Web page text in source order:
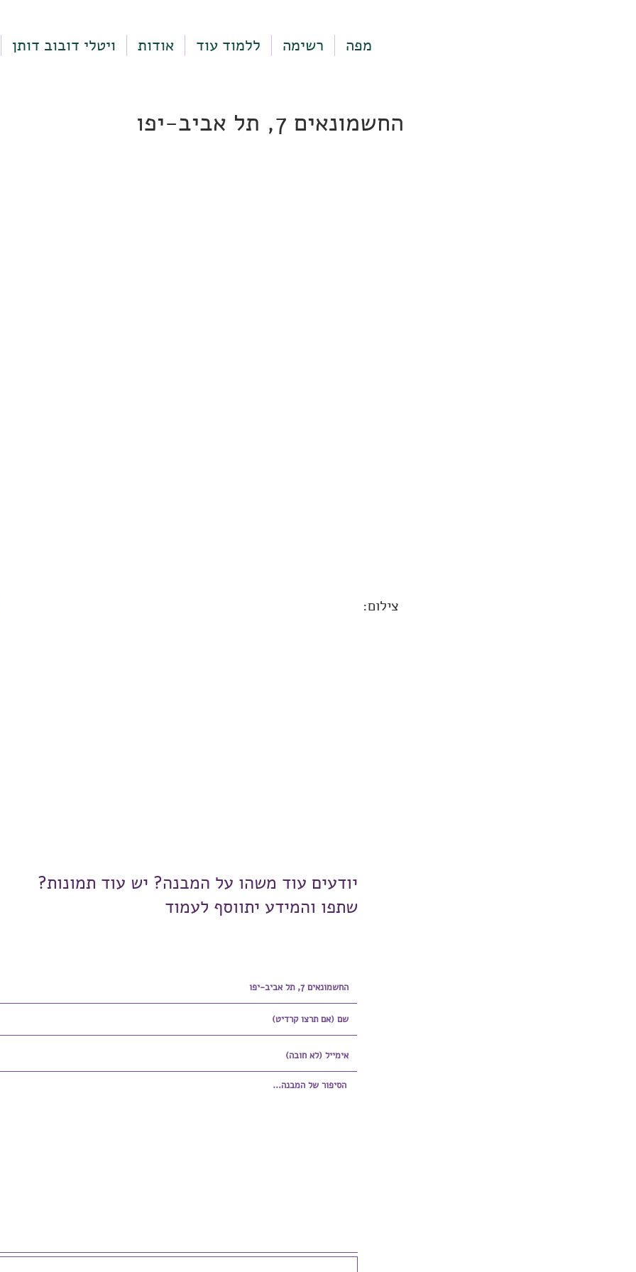
ויטלי דובוב דותן אודות ללמוד עוד רשימה מפה
החשמונאים 7, תל אביב-יפו
צילום:
יודעים עוד משהו על המבנה? יש עוד תמונות?
שתפו והמידע יתווסף לעמוד